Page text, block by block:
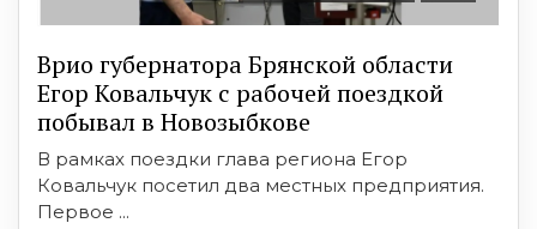
Врио губернатора Брянской области
Егор Ковальчук с рабочей поездкой
побывал в Новозыбкове
В рамках поездки глава региона Егор
Ковальчук посетил два местных предприятия.
Первое ...